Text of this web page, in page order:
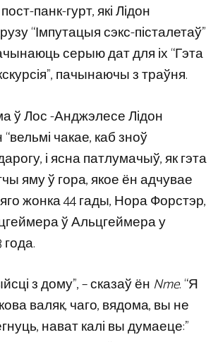
панк-гурт, які Лідон
“Імпутацыя сэкс-пісталетаў”
серыю дат для іх “Гэта
пачынаючы з траўня.
ў Лос -Анджэлесе Лідон
чакае, каб зноў
і ясна патлумачыў, як гэта
яму ў гора, якое ён адчувае
жонка 44 гады, Нора Форстэр,
ў Альцгеймера у
года.
з дому”, – сказаў ён Nme. “Я
валяк, чаго, вядома, вы не
нават калі вы думаеце:”